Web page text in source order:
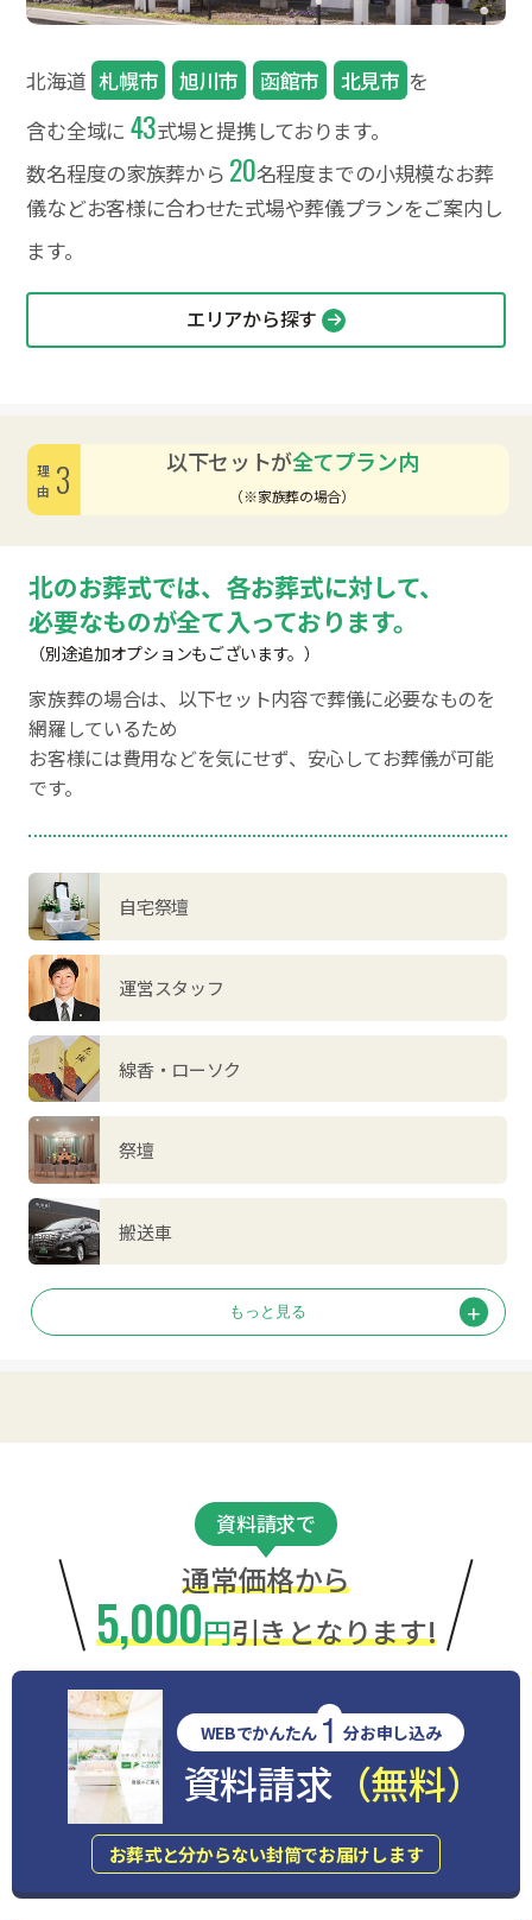
北海道 札幌市 旭川市 函館市 北見市 を
含む全域に 43式場と提携しております。
数名程度の家族葬から 20名程度までの小規模なお葬
儀などお客様に合わせた式場や葬儀プランをご案内し
ます。
エリアから探す
以下セットが全てプラン内
（※家族葬の場合）
理由3
北のお葬式では、各お葬式に対して、
必要なものが全て入っております。
（別途追加オプションもございます。）
家族葬の場合は、以下セット内容で葬儀に必要なものを
網羅しているため
お客様には費用などを気にせず、安心してお葬儀が可能
です。
自宅祭壇
運営スタッフ
線香・ローソク
祭壇
搬送車
資料請求で
通常価格から
5,000円引きとなります!
WEBでかんたん 1 分お申し込み
資料請求 （無料）
お葬式と分からない封筒でお届けします